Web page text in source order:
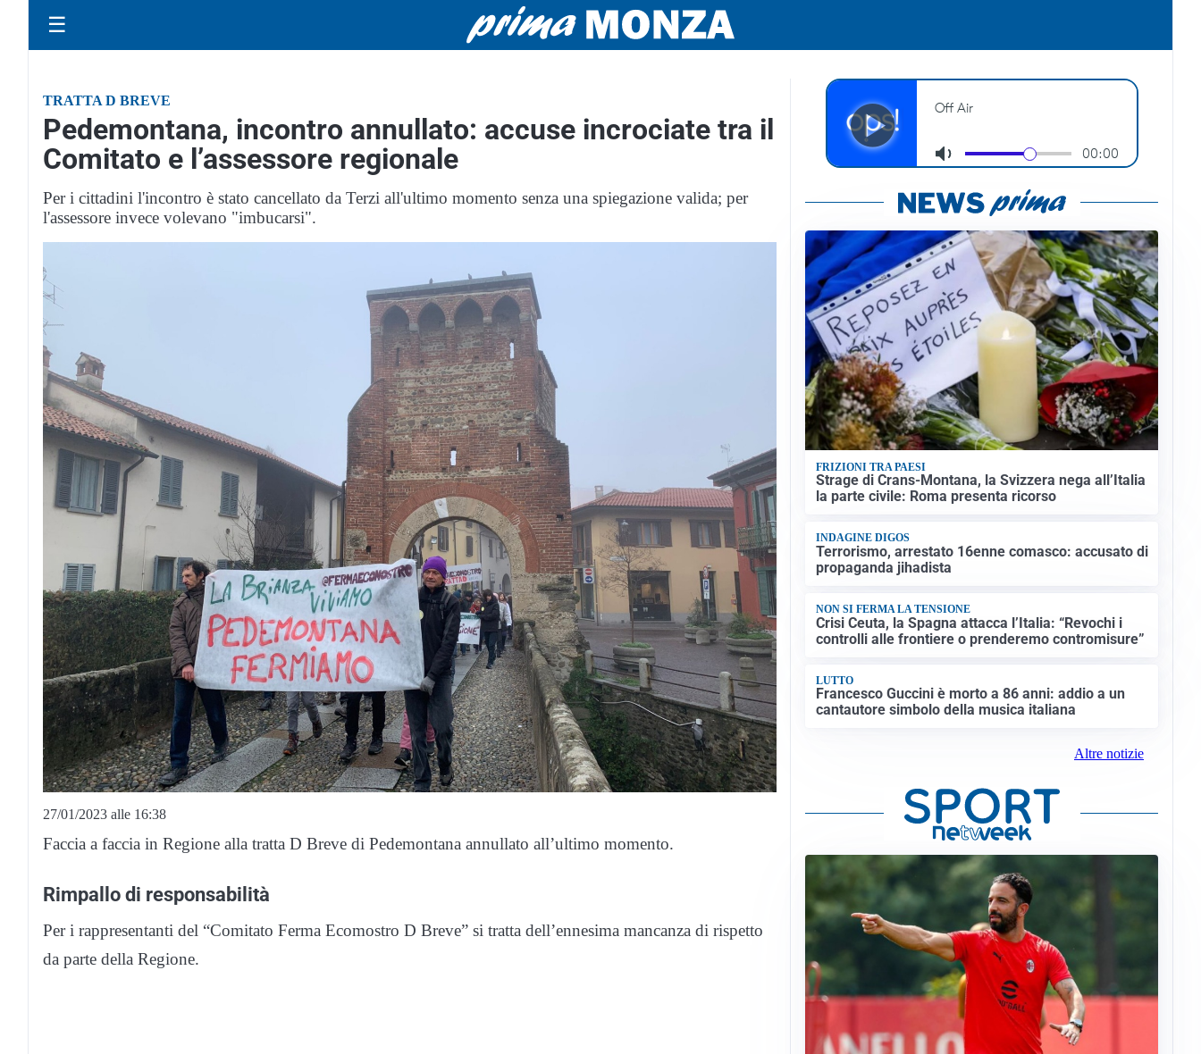
☰
TRATTA D BREVE
Pedemontana, incontro annullato: accuse incrociate tra il
Comitato e l’assessore regionale
Per i cittadini l'incontro è stato cancellato da Terzi all'ultimo momento senza una spiegazione valida; per
l'assessore invece volevano "imbucarsi".
27/01/2023 alle 16:38
Faccia a faccia in Regione alla tratta D Breve di Pedemontana annullato all’ultimo momento.
Rimpallo di responsabilità
Per i rappresentanti del “Comitato Ferma Ecomostro D Breve” si tratta dell’ennesima mancanza di rispetto
da parte della Regione.
FRIZIONI TRA PAESI
Strage di Crans-Montana, la Svizzera nega all’Italia
la parte civile: Roma presenta ricorso
INDAGINE DIGOS
Terrorismo, arrestato 16enne comasco: accusato di
propaganda jihadista
NON SI FERMA LA TENSIONE
Crisi Ceuta, la Spagna attacca l’Italia: “Revochi i
controlli alle frontiere o prenderemo contromisure”
LUTTO
Francesco Guccini è morto a 86 anni: addio a un
cantautore simbolo della musica italiana
Altre notizie